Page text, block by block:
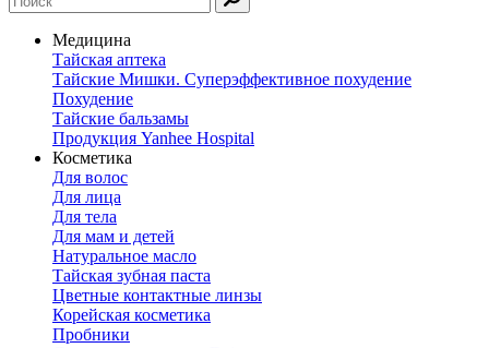
Медицина
Тайская аптека
Тайские Мишки. Суперэффективное похудение
Похудение
Тайские бальзамы
Продукция Yanhee Hospital
Косметика
Для волос
Для лица
Для тела
Для мам и детей
Натуральное масло
Тайская зубная паста
Цветные контактные линзы
Корейская косметика
Пробники